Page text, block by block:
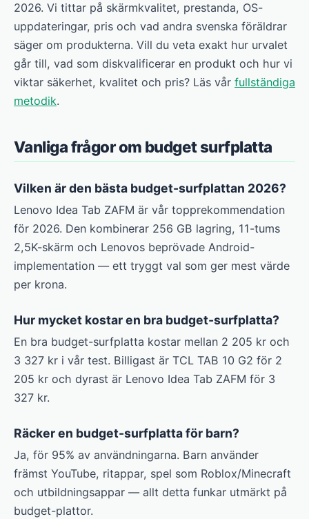
2026. Vi tittar på skärmkvalitet, prestanda, OS-
uppdateringar, pris och vad andra svenska föräldrar
säger om produkterna. Vill du veta exakt hur urvalet
går till, vad som diskvalificerar en produkt och hur vi
viktar säkerhet, kvalitet och pris? Läs vår fullständiga
metodik.
Vanliga frågor om budget surfplatta
Vilken är den bästa budget-surfplattan 2026?
Lenovo Idea Tab ZAFM är vår topprekommendation
för 2026. Den kombinerar 256 GB lagring, 11-tums
2,5K-skärm och Lenovos beprövade Android-
implementation — ett tryggt val som ger mest värde
per krona.
Hur mycket kostar en bra budget-surfplatta?
En bra budget-surfplatta kostar mellan 2 205 kr och
3 327 kr i vår test. Billigast är TCL TAB 10 G2 för 2
205 kr och dyrast är Lenovo Idea Tab ZAFM för 3
327 kr.
Räcker en budget-surfplatta för barn?
Ja, för 95% av användningarna. Barn använder
främst YouTube, ritappar, spel som Roblox/Minecraft
och utbildningsappar — allt detta funkar utmärkt på
budget-plattor.